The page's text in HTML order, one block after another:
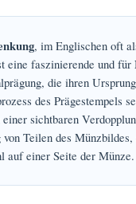
, im Englischen oft
eine faszinierende und
die ihren
des Prägestempels
sichtbaren
von Teilen des
auf einer Seite der Münze.